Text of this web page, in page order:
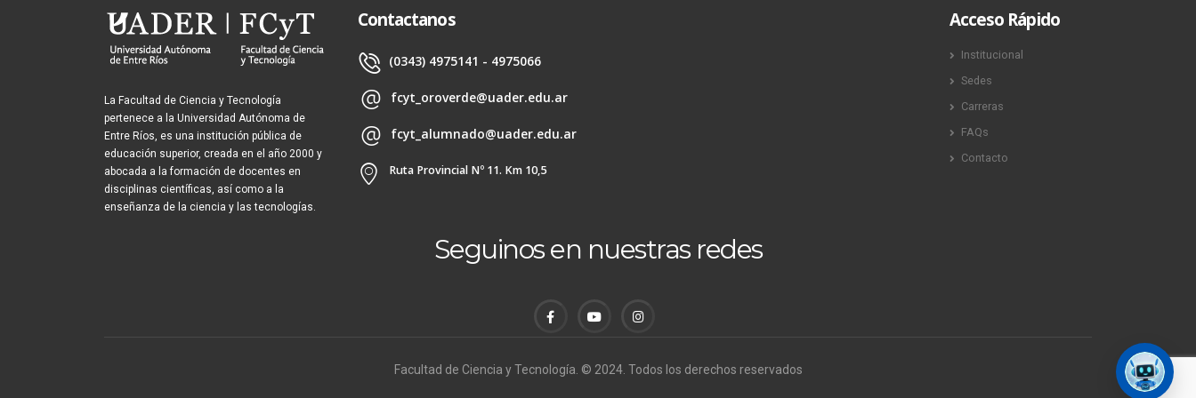
La Facultad de Ciencia y Tecnología
pertenece a la Universidad Autónoma de
Entre Ríos, es una institución pública de
educación superior, creada en el año 2000 y
abocada a la formación de docentes en
disciplinas científicas, así como a la
enseñanza de la ciencia y las tecnologías.
Contactanos
(0343) 4975141 - 4975066
fcyt_oroverde@uader.edu.ar
fcyt_alumnado@uader.edu.ar
Ruta Provincial Nº 11. Km 10,5
Acceso Rápido
Institucional
Sedes
Carreras
FAQs
Contacto
Seguinos en nuestras redes
Facultad de Ciencia y Tecnología. © 2024. Todos los derechos reservados